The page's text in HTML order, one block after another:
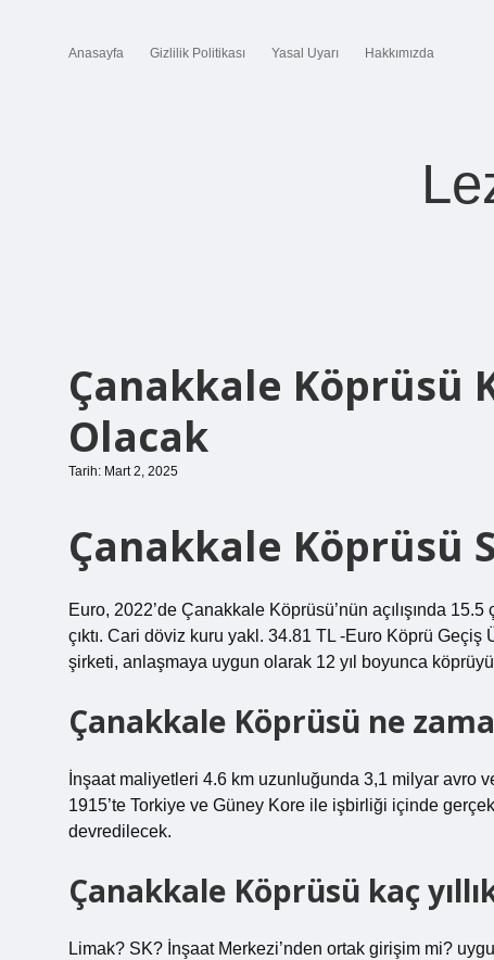
Anasayfa Gizlilik Politikası Yasal Uyarı Hakkımızda
Çanakkale Köprüsü
Olacak
Tarih: Mart 2, 2025
Çanakkale Köprüsü
Euro, 2022’de Çanakkale Köprüsü’nün açılışında
çıktı. Cari döviz kuru yakl. 34.81 TL -Euro Köprü
şirketi, anlaşmaya uygun olarak 12 yıl boyunca
Çanakkale Köprüsü ne
İnşaat maliyetleri 4.6 km uzunluğunda 3,1 milyar avro
1915’te Torkiye ve Güney Kore ile işbirliği içinde
devredilecek.
Çanakkale Köprüsü kaç
Limak? SK? İnşaat Merkezi’nden ortak girişim mi?